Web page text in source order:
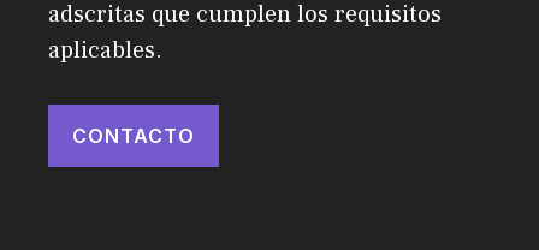
adscritas que cumplen los requisitos
aplicables.
CONTACTO